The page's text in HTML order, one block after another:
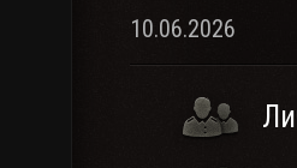
10.06.2026